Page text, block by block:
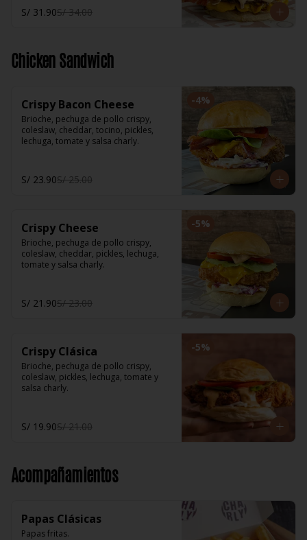
S/ 31.90S/ 34.00
Chicken Sandwich
-4%
Crispy Bacon Cheese
Brioche, pechuga de pollo crispy,
coleslaw, cheddar, tocino, pickles,
lechuga, tomate y salsa charly.
S/ 23.90S/ 25.00
-5%
Crispy Cheese
Brioche, pechuga de pollo crispy,
coleslaw, cheddar, pickles, lechuga,
tomate y salsa charly.
S/ 21.90S/ 23.00
-5%
Crispy Clásica
Brioche, pechuga de pollo crispy,
coleslaw, pickles, lechuga, tomate y
salsa charly.
S/ 19.90S/ 21.00
Acompañamientos
Papas Clásicas
Papas fritas.